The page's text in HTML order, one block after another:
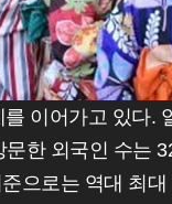
이어가고 있다.
한 외국인 수는
으로는 역대 최